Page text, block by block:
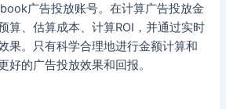
广告投放账号。在计算广告投放金
算、估算成本、计算ROI，并通过实时
果。只有科学合理地进行金额计算和
好的广告投放效果和回报。